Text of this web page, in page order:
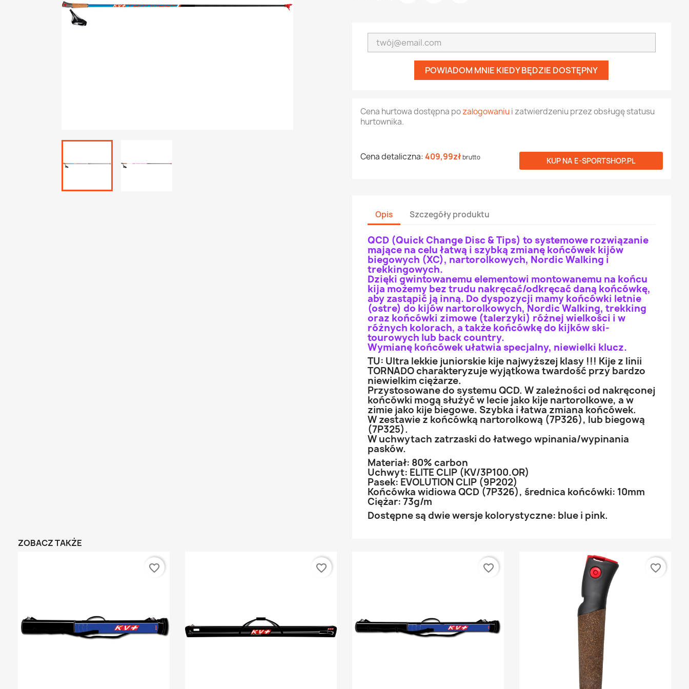
POWIADOM MNIE KIEDY BĘDZIE DOSTĘPNY
Cena hurtowa dostępna pozalogowaniui zatwierdzeniu przez obsługę statusu
hurtownika.
Cena detaliczna: 409,99złbrutto KUP NA E-SPORTSHOP.PL
Opis Szczegóły produktu
QCD (Quick Change Disc & Tips) to systemowe rozwiązanie
mające na celu łatwą i szybką zmianę końcówek kijów
biegowych (XC), nartorolkowych, Nordic Walking i
trekkingowych.
Dzięki gwintowanemu elementowi montowanemu na końcu
kija możemy bez trudu nakręcać/odkręcać daną końcówkę,
aby zastąpić ją inną. Do dyspozycji mamy końcówki letnie
(ostre) do kijów nartorolkowych, Nordic Walking, trekking
oraz końcówki zimowe (talerzyki) różnej wielkości i w
różnych kolorach, a także końcówkę do kijków ski-
tourowych lub back country.
Wymianę końcówek ułatwia specjalny, niewielki klucz.
TU: Ultra lekkie juniorskie kije najwyższej klasy !!! Kije z linii
TORNADO charakteryzuje wyjątkowa twardość przy bardzo
niewielkim ciężarze.
Przystosowane do systemu QCD. W zależności od nakręconej
końcówki mogą służyć w lecie jako kije nartorolkowe, a w
zimie jako kije biegowe. Szybka i łatwa zmiana końcówek.
W zestawie z końcówką nartorolkową (7P326), lub biegową
(7P325).
W uchwytach zatrzaski do łatwego wpinania/wypinania
pasków.
Materiał: 80% carbon
Uchwyt: ELITE CLIP (KV/3P100.OR)
Pasek: EVOLUTION CLIP (9P202)
Końcówka widiowa QCD (7P326), średnica końcówki: 10mm
Ciężar: 73g/m
Dostępne są dwie wersje kolorystyczne: blue i pink.
ZOBACZ TAKŻE
favorite_border favorite_border favorite_border favorite_border